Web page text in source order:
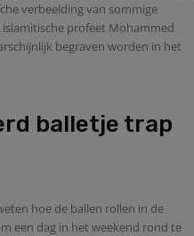
verbeelding van sommige
profeet Mohammed
begraven worden in het
balletje trap
hoe de ballen rollen in de
een dag in het weekend rond te